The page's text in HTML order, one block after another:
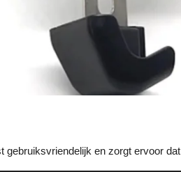
en zorgt ervoor